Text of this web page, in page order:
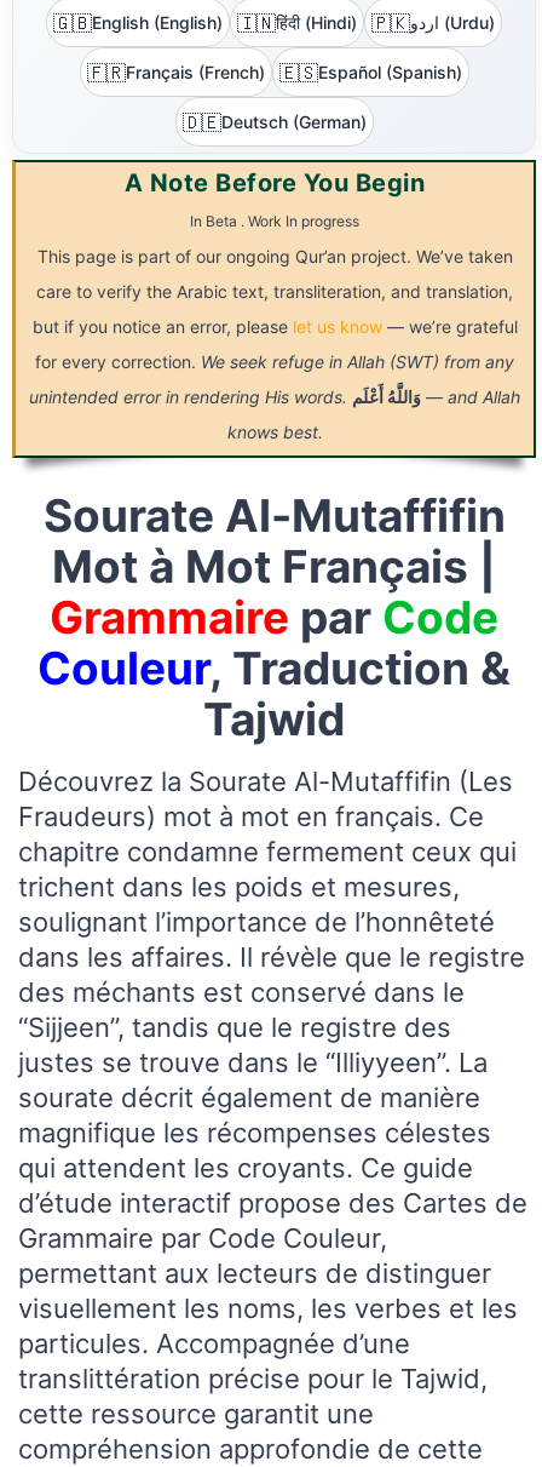
🇬🇧English (English) 🇮🇳हिंदी (Hindi) 🇵🇰 اردو (Urdu)
🇫🇷Français (French) 🇪🇸Español (Spanish)
🇩🇪Deutsch (German)
A Note Before You Begin
In Beta . Work In progress
This page is part of our ongoing Qur’an project. We’ve taken
care to verify the Arabic text, transliteration, and translation,
but if you notice an error, please let us know— we’re grateful
for every correction. We seek refuge in Allah (SWT) from any
unintended error in rendering His words.
وَاللَّهُ أَعْلَم
— and Allah
knows best.
Sourate Al-Mutaffifin
Mot à Mot Français |
Grammaire par Code
Couleur, Traduction &
Tajwid
Découvrez la Sourate Al-Mutaffifin (Les
Fraudeurs) mot à mot en français. Ce
chapitre condamne fermement ceux qui
trichent dans les poids et mesures,
soulignant l’importance de l’honnêteté
dans les affaires. Il révèle que le registre
des méchants est conservé dans le
“Sijjeen”, tandis que le registre des
justes se trouve dans le “Illiyyeen”. La
sourate décrit également de manière
magnifique les récompenses célestes
qui attendent les croyants. Ce guide
d’étude interactif propose des Cartes de
Grammaire par Code Couleur,
permettant aux lecteurs de distinguer
visuellement les noms, les verbes et les
particules. Accompagnée d’une
translittération précise pour le Tajwid,
cette ressource garantit une
compréhension approfondie de cette